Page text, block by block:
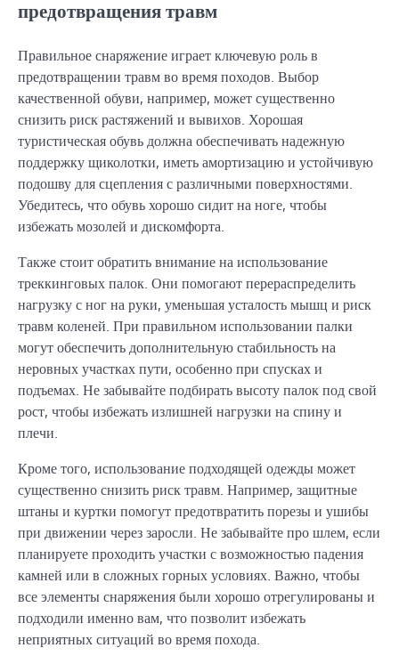
предотвращения травм
Правильное снаряжение играет ключевую роль в
предотвращении травм во время походов. Выбор
качественной обуви, например, может существенно
снизить риск растяжений и вывихов. Хорошая
туристическая обувь должна обеспечивать надежную
поддержку щиколотки, иметь амортизацию и устойчивую
подошву для сцепления с различными поверхностями.
Убедитесь, что обувь хорошо сидит на ноге, чтобы
избежать мозолей и дискомфорта.
Также стоит обратить внимание на использование
треккинговых палок. Они помогают перераспределить
нагрузку с ног на руки, уменьшая усталость мышц и риск
травм коленей. При правильном использовании палки
могут обеспечить дополнительную стабильность на
неровных участках пути, особенно при спусках и
подъемах. Не забывайте подбирать высоту палок под свой
рост, чтобы избежать излишней нагрузки на спину и
плечи.
Кроме того, использование подходящей одежды может
существенно снизить риск травм. Например, защитные
штаны и куртки помогут предотвратить порезы и ушибы
при движении через заросли. Не забывайте про шлем, если
планируете проходить участки с возможностью падения
камней или в сложных горных условиях. Важно, чтобы
все элементы снаряжения были хорошо отрегулированы и
подходили именно вам, что позволит избежать
неприятных ситуаций во время похода.